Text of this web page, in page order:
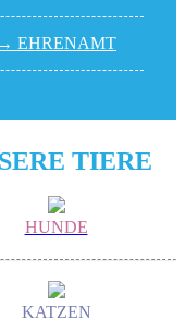
→ EHREN­AMT
TIERE
HUNDE
KATZEN